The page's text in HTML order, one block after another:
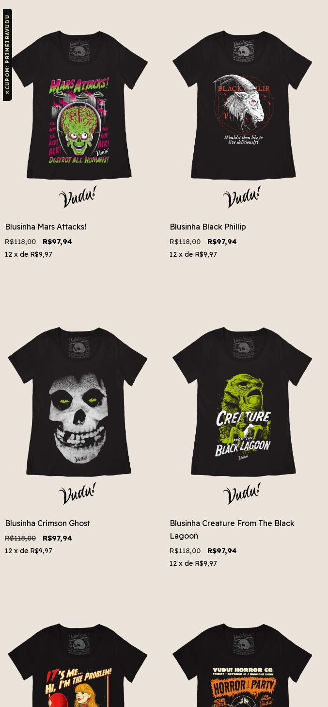
Blusinha Mars Attacks!
R$118,00 R$97,94
12 x de R$9,97
Blusinha Black Phillip
R$118,00 R$97,94
12 x de R$9,97
Blusinha Crimson Ghost
R$118,00 R$97,94
12 x de R$9,97
Blusinha Creature From The Black
Lagoon
R$118,00 R$97,94
12 x de R$9,97
✕
CUPOM: PRIMEIRAVUDU